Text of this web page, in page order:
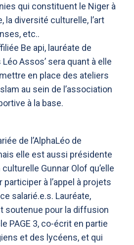
qui constituent le Niger à
la diversité culturelle, l’art
etc..
Be api, lauréate de
Léo Assos’ sera quant à elle
en place des ateliers
au sein de l’association
à la base.
de l’AlphaLéo de
elle est aussi présidente
Gunnar Olof qu’elle
participer à l’appel à projets
salarié.e.s. Lauréate,
soutenue pour la diffusion
PAGE 3, co-écrit en partie
et des lycéens, et qui